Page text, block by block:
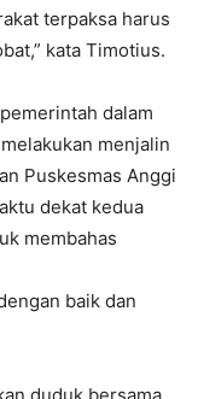
terpaksa harus
kata Timotius.
dalam
menjalin
Puskesmas Anggi
dekat kedua
membahas
baik dan